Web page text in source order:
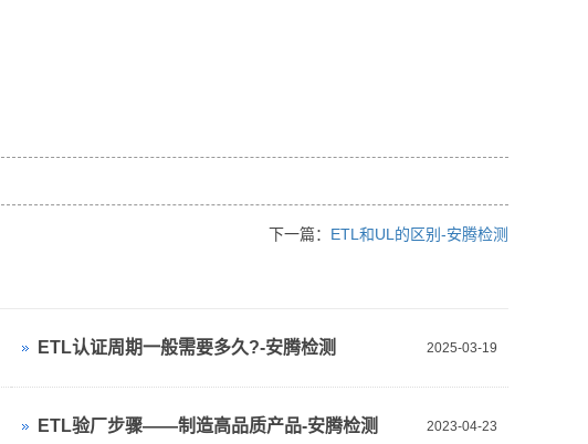
下一篇： ETL和UL的区别-安腾检测
2025-03-19
ETL认证周期一般需要多久?-安腾检测
2023-04-23
ETL验厂步骤——制造高品质产品-安腾检测